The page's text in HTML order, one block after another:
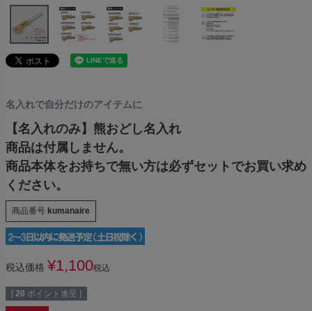
名入れで自分だけのアイテムに
【名入れのみ】熊おどし名入れ
商品は付属しません。
商品本体をお持ちで無い方は必ずセットでお買い求め
ください。
商品番号 kumanaire
税込価格 ¥1,100税込
[ 20 ポイント進呈 ]